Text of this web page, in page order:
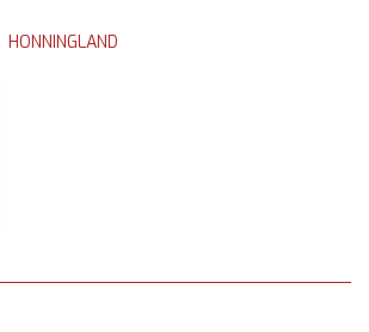
HONNINGLAND